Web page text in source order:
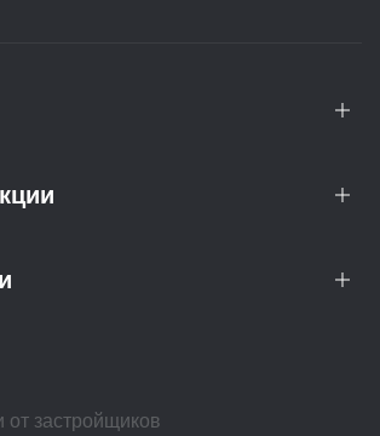
от застройщиков